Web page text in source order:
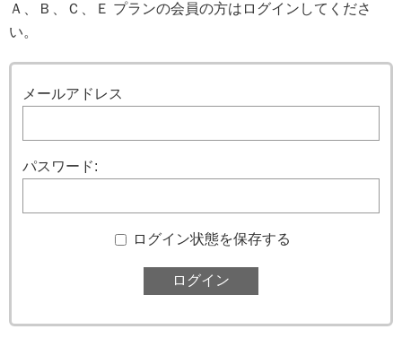
Ａ、Ｂ、Ｃ、Ｅ プランの会員の方はログインしてくださ
い。
メールアドレス
パスワード:
ログイン状態を保存する